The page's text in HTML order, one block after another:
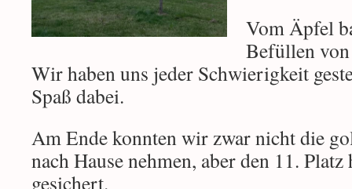
Vom Äpfel
Befüllen
Wir haben uns jeder Schwierigkeit
Spaß dabei.
Am Ende konnten wir zwar nicht die
nach Hause nehmen, aber den 11.
gesichert.